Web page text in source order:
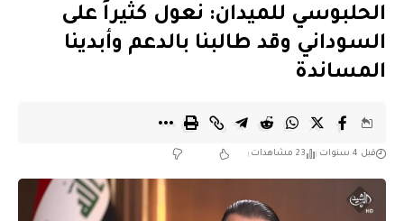
الحلبوسي للميدان: نعول كثيراً على
السوداني وقد طالبنا بالدعم وأبدينا
المساندة
قبل 4 سنوات 23 مشاهدات